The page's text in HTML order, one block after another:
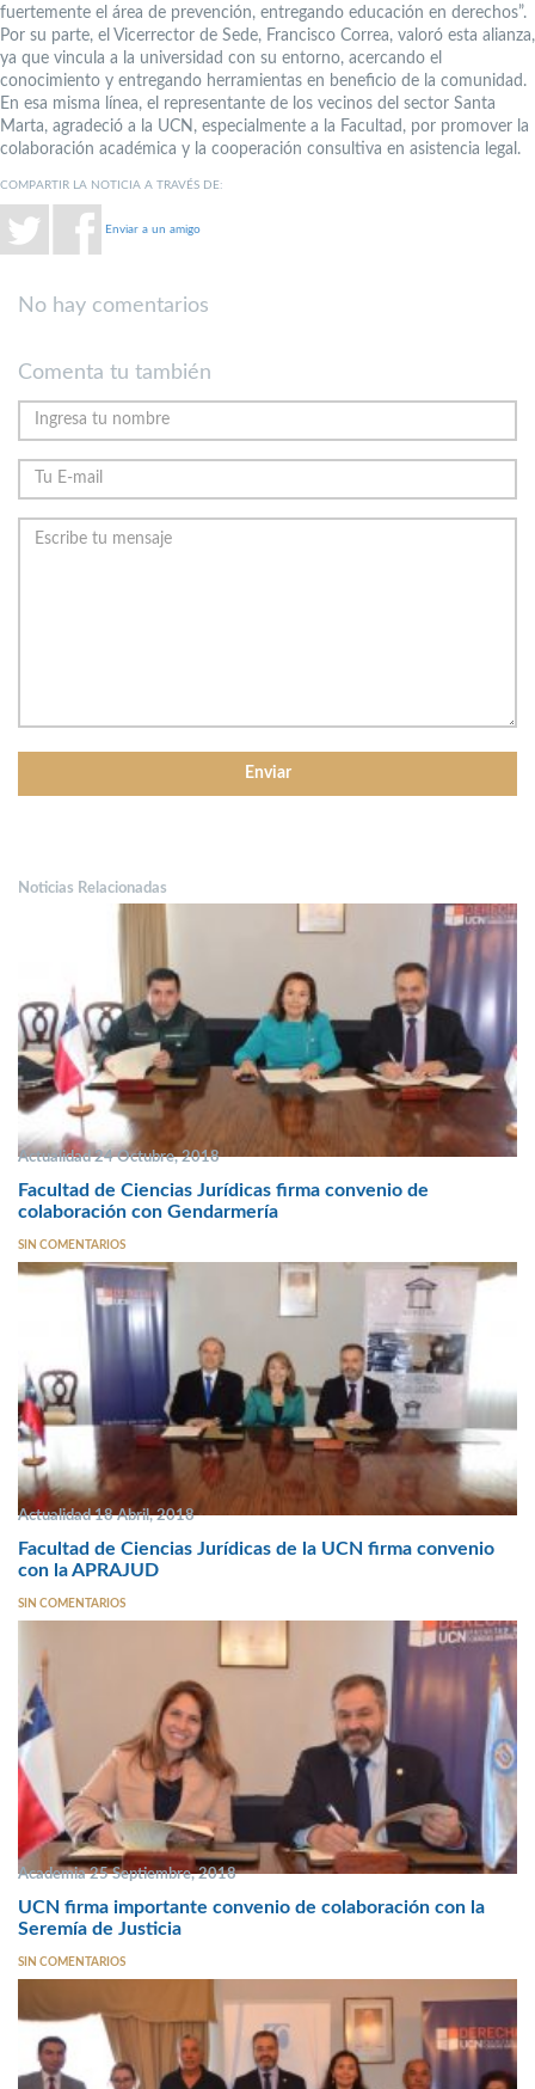
fuertemente el área de prevención, entregando educación en derechos”.
Por su parte, el Vicerrector de Sede, Francisco Correa, valoró esta alianza,
ya que vincula a la universidad con su entorno, acercando el
conocimiento y entregando herramientas en beneficio de la comunidad.
En esa misma línea, el representante de los vecinos del sector Santa
Marta, agradeció a la UCN, especialmente a la Facultad, por promover la
colaboración académica y la cooperación consultiva en asistencia legal.
COMPARTIR LA NOTICIA A TRAVÉS DE:
Enviar a un amigo
No hay comentarios
Comenta tu también
Noticias Relacionadas
Actualidad 24 Octubre, 2018
Facultad de Ciencias Jurídicas firma convenio de
colaboración con Gendarmería
SIN COMENTARIOS
Actualidad 18 Abril, 2018
Facultad de Ciencias Jurídicas de la UCN firma convenio
con la APRAJUD
SIN COMENTARIOS
Academia 25 Septiembre, 2018
UCN firma importante convenio de colaboración con la
Seremía de Justicia
SIN COMENTARIOS